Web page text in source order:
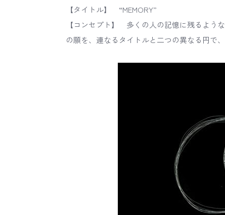
【タイトル】 “MEMORY”
【コンセプト】 多くの人の記憶に残るよう
の願を、連なるタイトルと二つの異なる円で